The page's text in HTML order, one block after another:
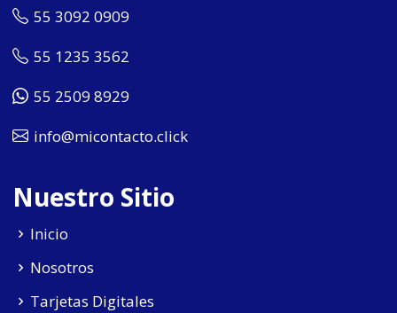
55 3092 0909
55 1235 3562
55 2509 8929
info@micontacto.click
Nuestro Sitio
Inicio
Nosotros
Tarjetas Digitales